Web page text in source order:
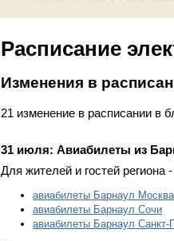
Расписание
Изменения в
21 изменение в расписании в
31 июля: Авиабилеты из
Для жителей и гостей
авиабилеты Барнаул Москва
авиабилеты Барнаул Сочи
авиабилеты Барнаул Санкт-